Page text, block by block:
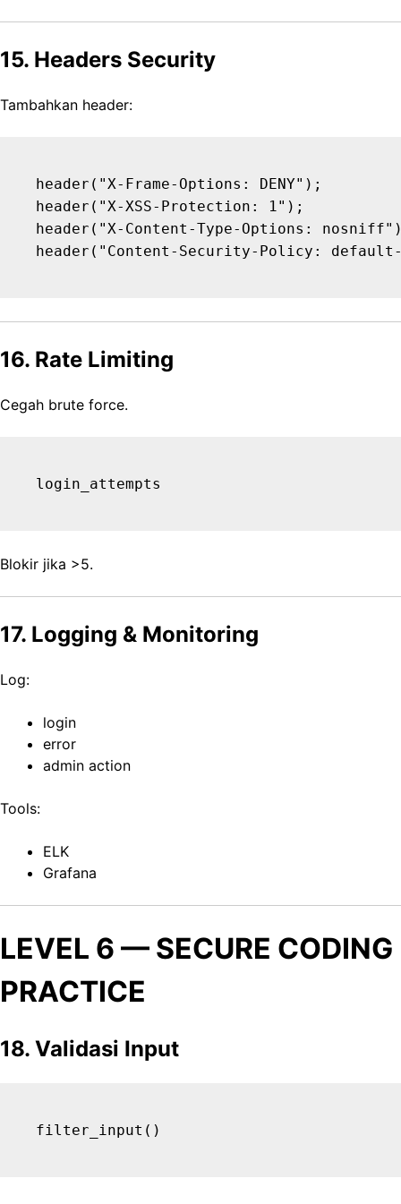
15. Headers Security
Tambahkan header:
header("X-Frame-Options: DENY");
header("X-XSS-Protection: 1");
header("X-Content-Type-Options:
16. Rate Limiting
Cegah brute force.
Blokir jika >5.
17. Logging & Monitoring
Log:
login
error
admin action
Tools:
ELK
Grafana
LEVEL 6 — SECURE CODING
PRACTICE
18. Validasi Input